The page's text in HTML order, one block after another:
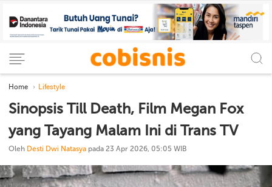
Home Lifestyle
Sinopsis Till Death, Film Megan Fox
yang Tayang Malam Ini di Trans TV
Oleh Desti Dwi Natasya pada 23 Apr 2026, 05:05 WIB